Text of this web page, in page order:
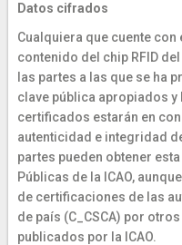
Datos cifrados
Cualquiera que cuente
contenido del chip RFID
las partes a las que se ha
clave pública apropiados
certificados estarán en
autenticidad e integridad
partes pueden obtener
Públicas de la ICAO,
de certificaciones de las
de país (C_CSCA) por
publicados por la ICAO.